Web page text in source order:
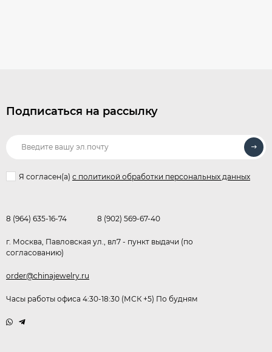
Подписаться на рассылку
Я согласен(a) с политикой обработки персональных данных
8 (964) 635-16-74 8 (902) 569-67-40
г. Москва, Павловская ул., вл7 - пункт выдачи (по
согласованию)
order@chinajewelry.ru
Часы работы офиса 4:30-18:30 (МСК +5) По будням